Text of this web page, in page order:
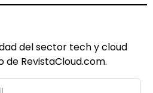
del sector tech y cloud
de RevistaCloud.com.